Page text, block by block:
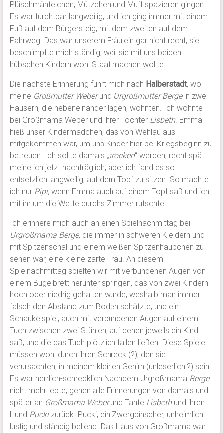
Plüschmäntelchen, Mützchen und Muff spazieren gingen.
Es war furchtbar langweilig, und ich ging immer mit einem
Fuß auf dem Bürgersteig, mit dem zweiten auf dem
Fahrweg. Das war unserem Fräulein gar nicht recht, sie
beschimpfte mich ständig, weil sie mit uns beiden
hübschen Kindern wohl Staat machen wollte.
Die nächste Erinnerung führt mich nach Halberstadt, wo
meine Großmutter Weberund Urgroßmutter Bergein zwei
Häusern, die nebeneinander lagen, wohnten. Ich wohnte
bei Großmama Weber und ihrer Tochter Lisbeth. Emma
hieß unser Kindermädchen, das von Wehlau aus
mitgekommen war, um uns Kinder hier bei Kriegsbeginn zu
betreuen. Ich sollte damals „trocken“ werden, recht spät
meine ich jetzt nachträglich, aber ich fand es so
entsetzlich langweilig, auf dem Topf zu sitzen. So machte
ich nur Pipi,wenn Emma auch auf einem Topf saß und ich
mit ihr um die Wette durchs Zimmer rutschte.
Ich erinnere mich auch an einen Spielnachmittag bei
Urgroßmama Berge, die immer in schweren Kleidern und
mit Spitzenschal und einem weißen Spitzenhäubchen zu
sehen war, eine kleine zarte Frau. An diesem
Spielnachmittag spielten wir mit verbundenen Augen von
einem Bügelbrett herunter springen, das von zwei Kindern
hoch oder niedrig gehalten wurde, weshalb man immer
falsch den Abstand zum Boden schätzte, und ein
Schaukelspiel, auch mit verbundenen Augen auf einem
Tuch zwischen zwei Stühlen, auf denen jeweils ein Kind
saß, und die das Tuch plötzlich fallen ließen. Diese Spiele
müssen wohl durch ihren Schreck (?), den sie
verursachten, in meinem kleinen Gehirn (unleserlich!?) sein.
Es war herrlich-schrecklich.Nachdem Urgroßmama Berge
nicht mehr lebte, gehen alle Erinnerungen von damals und
später an Großmama Weberund Tante Lisbeth und ihren
Hund Pucki zurück. Pucki, ein Zwergpinscher, unheimlich
lustig und ständig bellend. Das Haus von Großmama war